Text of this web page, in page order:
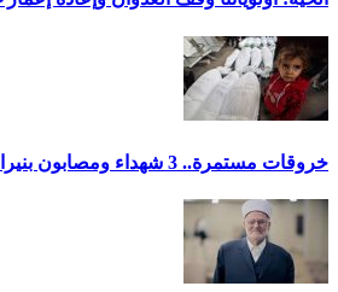
خروقات مستمرة.. 3 شهداء ومصابون بنيران الاحتلال في مناطق متفرقة بالقطاع